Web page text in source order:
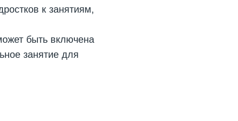
к занятиям,
быть включена
занятие для